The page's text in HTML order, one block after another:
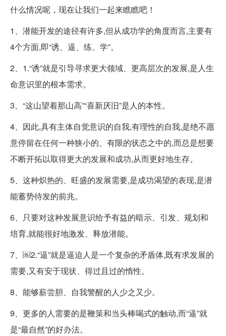
什么情况呢，现在让我们一起来瞧瞧吧！
1、潜能开发的途径有许多,但从成功学的角度而言,主要有
4个方面,即“诱、逼、练、学”。
2、1.“诱”就是引导寻求更大领域、更高层次的发展,是人生
命意识里的根本需求。
3、“这山望着那山高”“喜新厌旧”是人的本性。
4、因此,具有主体自觉意识的自我,有理性的自我,是绝不愿
意停留在任何一种狭小的、有限的状态之中的,而总是想要
不断开拓以取得更大的发展和成功,从而更好地生存。
5、这种炽热的、旺盛的发展需要,是成功渴望的表现,是潜
能蓄势待发的前兆。
6、只要对这种发展意识给予有益的暗示、引发、规划和
培育,就能很好地激发、释放潜能。
7、￼2.“逼”就是逼迫人是一个复杂的矛盾体,既有求发展的
需要,又有安于现状、得过且过的惰性。
8、能够薪尝胆、自我警醒的人少之又少。
9、更多的人需要的是鞭策和当头棒喝式的触动,而“逼”就
是“最自然”的好办法。